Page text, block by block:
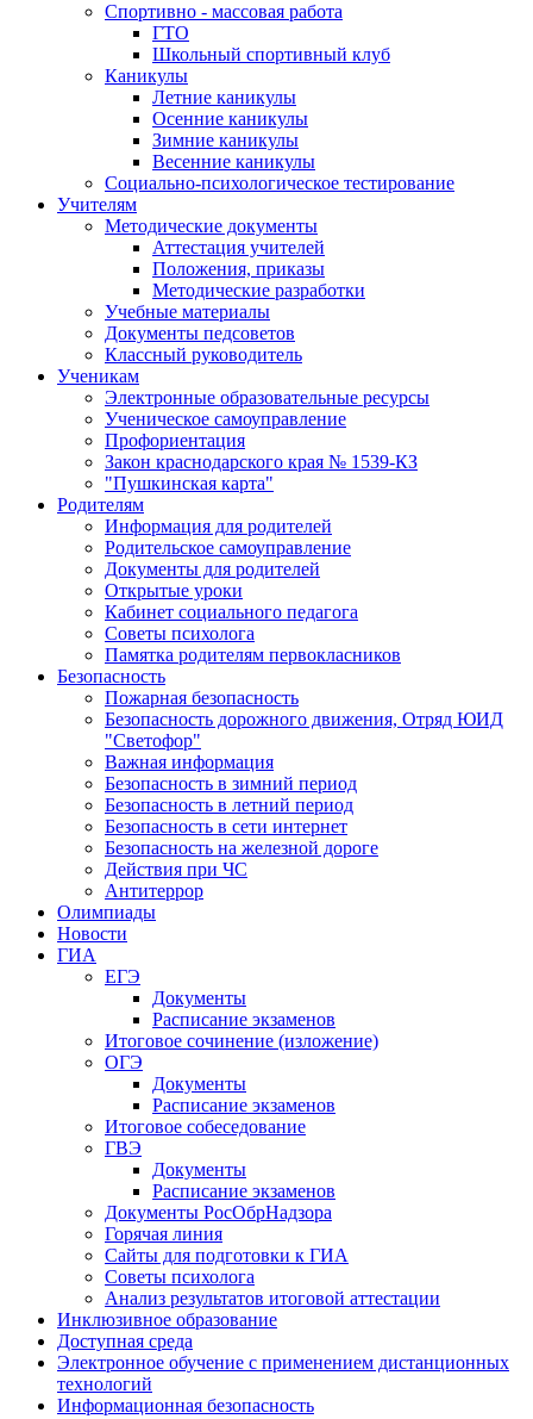
Спортивно - массовая работа
ГТО
Школьный спортивный клуб
Каникулы
Летние каникулы
Осенние каникулы
Зимние каникулы
Весенние каникулы
Социально-психологическое тестирование
Учителям
Методические документы
Аттестация учителей
Положения, приказы
Методические разработки
Учебные материалы
Документы педсоветов
Классный руководитель
Ученикам
Электронные образовательные ресурсы
Ученическое самоуправление
Профориентация
Закон краснодарского края № 1539-КЗ
"Пушкинская карта"
Родителям
Информация для родителей
Родительское самоуправление
Документы для родителей
Открытые уроки
Кабинет социального педагога
Советы психолога
Памятка родителям первокласников
Безопасность
Пожарная безопасность
Безопасность дорожного движения, Отряд ЮИД
"Светофор"
Важная информация
Безопасность в зимний период
Безопасность в летний период
Безопасность в сети интернет
Безопасность на железной дороге
Действия при ЧС
Антитеррор
Олимпиады
Новости
ГИА
ЕГЭ
Документы
Расписание экзаменов
Итоговое сочинение (изложение)
ОГЭ
Документы
Расписание экзаменов
Итоговое собеседование
ГВЭ
Документы
Расписание экзаменов
Документы РосОбрНадзора
Горячая линия
Сайты для подготовки к ГИА
Советы психолога
Анализ результатов итоговой аттестации
Инклюзивное образование
Доступная среда
Электронное обучение с применением дистанционных
технологий
Информационная безопасность